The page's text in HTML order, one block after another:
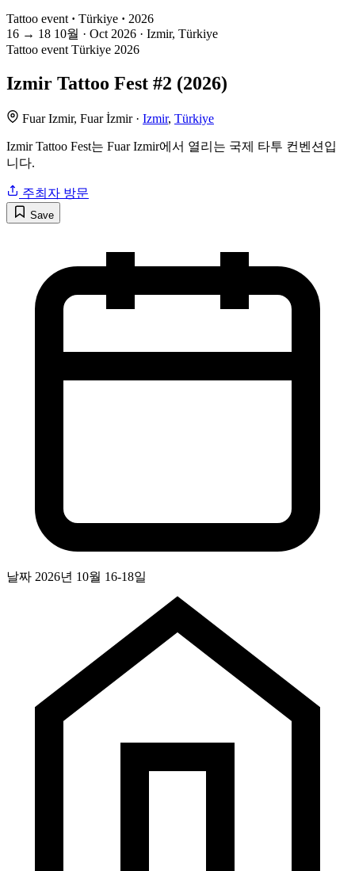
Tattoo event · Türkiye · 2026
16 → 18 10월 · Oct 2026 · Izmir, Türkiye
Tattoo event Türkiye 2026
Izmir Tattoo Fest #2 (2026)
Fuar Izmir, Fuar İzmir · Izmir, Türkiye
Izmir Tattoo Fest는 Fuar Izmir에서 열리는 국제 타투 컨벤션입
니다.
주최자 방문
Save
날짜 2026년 10월 16-18일